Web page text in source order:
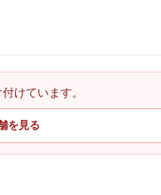
けています。
を見る